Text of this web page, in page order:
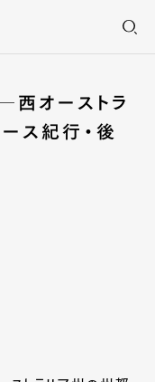
西オーストラ
ス紀行・後